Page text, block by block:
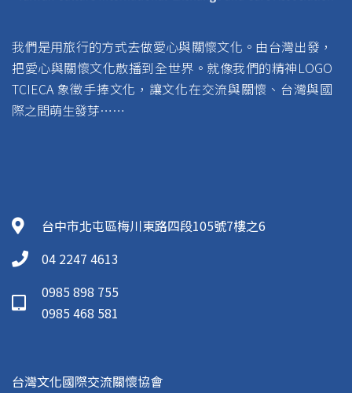
我們是用旅行的方式去做愛心與關懷文化。由台灣出發，
把愛心與關懷文化散播到全世界。就像我們的精神LOGO
TCIECA 象徵手捧文化，讓文化在交流與關懷、台灣與國
際之間萌生發芽……
台中市北屯區梅川東路四段105號7樓之6
04 2247 4613
0985 898 755
0985 468 581
台灣文化國際交流關懷協會